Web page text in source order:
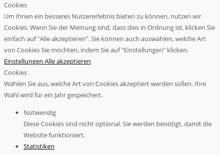
Cookies
Um Ihnen ein besseres Nutzererlebnis bieten zu können, nutzen wir
Cookies. Wenn Sie der Meinung sind, dass dies in Ordnung ist, klicken Sie
einfach auf "Alle akzeptieren". Sie können auch auswählen, welche Art
von Cookies Sie möchten, indem Sie auf "Einstellungen" klicken.
Einstellungen Alle akzeptieren
Cookies
Wählen Sie aus, welche Art von Cookies akzeptiert werden sollen. Ihre
Wahl wird für ein Jahr gespeichert.
Notwendig
Diese Cookies sind nicht optional. Sie werden benötigt, damit die
Website funktioniert.
Statistiken